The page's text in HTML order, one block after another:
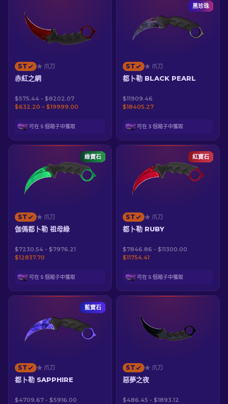
ST ★ 爪刀
赤紅之網
$575.44 - $8202.07
$632.20 – $19999.00
可在 5 個箱子中獲取
黑珍珠
ST ★ 爪刀
都卜勒 BLACK PEARL
$11909.46
$18405.27
可在 3 個箱子中獲取
綠寶石
ST ★ 爪刀
伽傌都卜勒 祖母綠
$7230.54 - $7976.21
$12837.70
可在 5 個箱子中獲取
紅寶石
ST ★ 爪刀
都卜勒 RUBY
$7846.86 - $11300.00
$11754.41
可在 5 個箱子中獲取
藍寶石
ST ★ 爪刀
都卜勒 SAPPHIRE
$4709.67 - $5916.00
ST ★ 爪刀
惡夢之夜
$486.45 - $1893.12